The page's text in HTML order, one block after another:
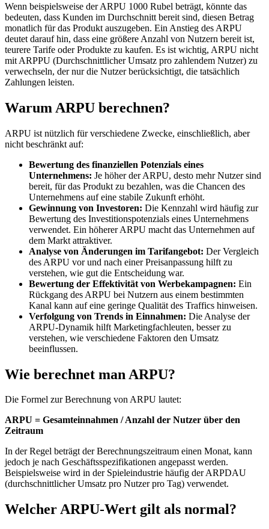
Wenn beispielsweise der ARPU 1000 Rubel beträgt, könnte das
bedeuten, dass Kunden im Durchschnitt bereit sind, diesen Betrag
monatlich für das Produkt auszugeben. Ein Anstieg des ARPU
deutet darauf hin, dass eine größere Anzahl von Nutzern bereit ist,
teurere Tarife oder Produkte zu kaufen. Es ist wichtig, ARPU nicht
mit ARPPU (Durchschnittlicher Umsatz pro zahlendem Nutzer) zu
verwechseln, der nur die Nutzer berücksichtigt, die tatsächlich
Zahlungen leisten.
Warum ARPU berechnen?
ARPU ist nützlich für verschiedene Zwecke, einschließlich, aber
nicht beschränkt auf:
Bewertung des finanziellen Potenzials eines
Unternehmens: Je höher der ARPU, desto mehr Nutzer sind
bereit, für das Produkt zu bezahlen, was die Chancen des
Unternehmens auf eine stabile Zukunft erhöht.
Gewinnung von Investoren: Die Kennzahl wird häufig zur
Bewertung des Investitionspotenzials eines Unternehmens
verwendet. Ein höherer ARPU macht das Unternehmen auf
dem Markt attraktiver.
Analyse von Änderungen im Tarifangebot: Der Vergleich
des ARPU vor und nach einer Preisanpassung hilft zu
verstehen, wie gut die Entscheidung war.
Bewertung der Effektivität von Werbekampagnen: Ein
Rückgang des ARPU bei Nutzern aus einem bestimmten
Kanal kann auf eine geringe Qualität des Traffics hinweisen.
Verfolgung von Trends in Einnahmen: Die Analyse der
ARPU-Dynamik hilft Marketingfachleuten, besser zu
verstehen, wie verschiedene Faktoren den Umsatz
beeinflussen.
Wie berechnet man ARPU?
Die Formel zur Berechnung von ARPU lautet:
ARPU = Gesamteinnahmen / Anzahl der Nutzer über den
Zeitraum
In der Regel beträgt der Berechnungszeitraum einen Monat, kann
jedoch je nach Geschäftsspezifikationen angepasst werden.
Beispielsweise wird in der Spieleindustrie häufig der ARPDAU
(durchschnittlicher Umsatz pro Nutzer pro Tag) verwendet.
Welcher ARPU-Wert gilt als normal?